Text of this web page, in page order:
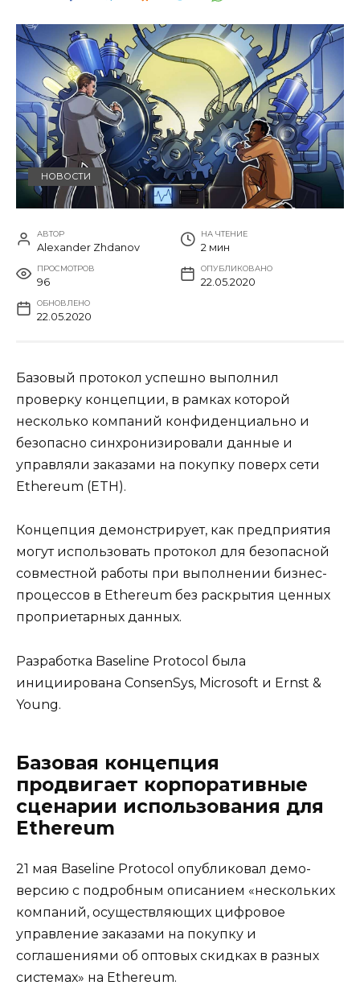
НОВОСТИ
АВТОР
Alexander Zhdanov
НА ЧТЕНИЕ
2 мин
ПРОСМОТРОВ
96
ОПУБЛИКОВАНО
22.05.2020
ОБНОВЛЕНО
22.05.2020
Базовый протокол успешно выполнил
проверку концепции, в рамках которой
несколько компаний конфиденциально и
безопасно синхронизировали данные и
управляли заказами на покупку поверх сети
Ethereum (ETH).
Концепция демонстрирует, как предприятия
могут использовать протокол для безопасной
совместной работы при выполнении бизнес-
процессов в Ethereum без раскрытия ценных
проприетарных данных.
Разработка Baseline Protocol была
инициирована ConsenSys, Microsoft и Ernst &
Young.
Базовая концепция
продвигает корпоративные
сценарии использования для
Ethereum
21 мая Baseline Protocol опубликовал демо-
версию с подробным описанием «нескольких
компаний, осуществляющих цифровое
управление заказами на покупку и
соглашениями об оптовых скидках в разных
системах» на Ethereum.